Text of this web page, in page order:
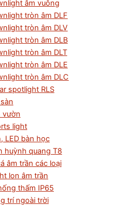
âm vuông
tròn âm DLF
tròn âm DLV
tròn âm DLB
tròn âm DLT
tròn âm DLE
tròn âm DLC
spotlight RLS
vườn
light
LED bàn học
huỳnh quang T8
âm trần các loại
lon âm trần
thấm IP65
trí ngoài trời